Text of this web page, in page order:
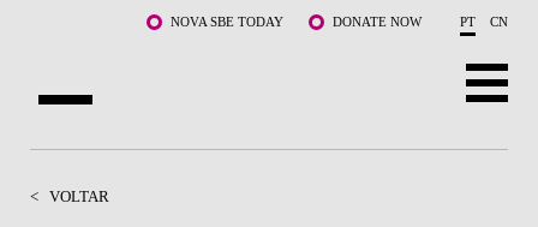
Saltar para o conteúdo principalNOVA SBE TODAY DONATE NOW PT CN
< VOLTAR